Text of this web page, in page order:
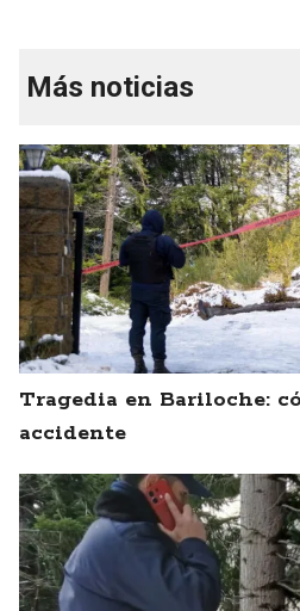
Más noticias
Tragedia en Bariloche:
accidente